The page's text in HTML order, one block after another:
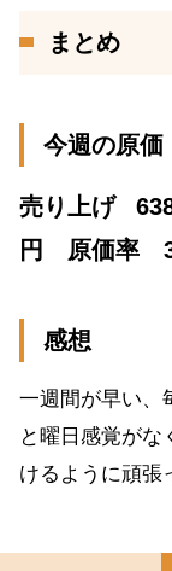
まとめ
今週の原価
売り上げ
円 原価率
感想
一週間が早い、
と曜日感覚がな
けるように頑